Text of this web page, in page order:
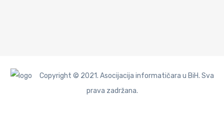
Copyright © 2021. Asocijacija informatičara u BiH. Sva
prava zadržana.